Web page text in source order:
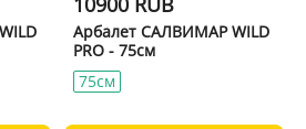
Арбалет САЛВИМАР WILD
PRO - 75см
75см